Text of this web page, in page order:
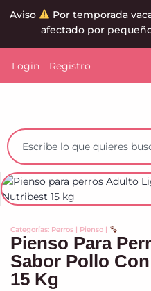
Aviso
Por temporada
afectado por
Login Registro
Categorías: Perros | Pienso |
Pienso Para
Sabor Pollo
15 Kg